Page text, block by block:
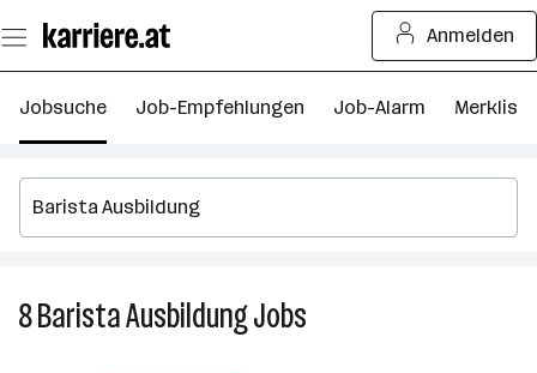
Seiteninhalt
springen
Anmelden
Jobsuche Job-Empfehlungen Job-Alarm Merkliste
8Barista AusbildungJobs